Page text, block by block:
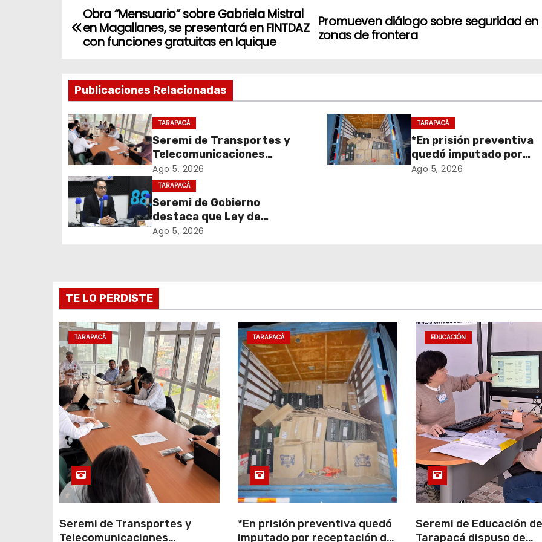
N
e
g
a
c
i
ó
e
e
n
t
r
a
d
a
s
Promueven diálogo sobre seguridad en
zonas de frontera
Obra “Mensuario” sobre Gabriela Mistral
en Magallanes, se presentará en FINTDAZ
con funciones gratuitas en Iquique
Publicaciones Relacionadas
TARAPACÁ
Seremi de Transportes y
Telecomunicaciones
encabezó primera mesa de
coordinación para el retiro
de cables en desuso en
Iquique
Ago 5, 2026
TARAPACÁ
*En prisión preventiva
quedó imputado por
receptación de
Ago 5, 2026
TARAPACÁ
Seremi de Gobierno
destaca que Ley de
Reconstrucción Nacional
Ago 5, 2026
TE LO PERDISTE
TARAPACÁ
Seremi de Transportes y
Telecomunicaciones
TARAPACÁ
*En prisión preventiva quedó
imputado por receptación de
EDUCACIÓN
Seremi de Educación de
Tarapacá dispuso de